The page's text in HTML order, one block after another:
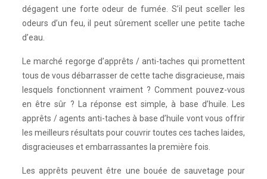
dégagent une forte odeur de fumée. S’il peut sceller les
odeurs d’un feu, il peut sûrement sceller une petite tache
d’eau.
Le marché regorge d’apprêts / anti-taches qui promettent
tous de vous débarrasser de cette tache disgracieuse, mais
lesquels fonctionnent vraiment ? Comment pouvez-vous
en être sûr ? La réponse est simple, à base d’huile. Les
apprêts / agents anti-taches à base d’huile vont vous offrir
les meilleurs résultats pour couvrir toutes ces taches laides,
disgracieuses et embarrassantes la première fois.
Les apprêts peuvent être une bouée de sauvetage pour